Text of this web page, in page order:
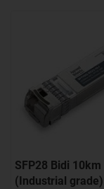
SFP28 Bidi 10km
(Industrial grade)